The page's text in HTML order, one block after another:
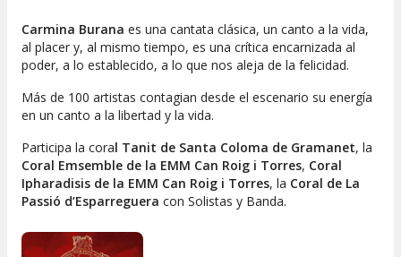
Carmina Burana es una cantata clásica, un canto a la vida,
al placer y, al mismo tiempo, es una crítica encarnizada al
poder, a lo establecido, a lo que nos aleja de la felicidad.
Más de 100 artistas contagian desde el escenario su energía
en un canto a la libertad y la vida.
Participa la coral Tanit de Santa Coloma de Gramanet, la
Coral Emsemble de la EMM Can Roig i Torres, Coral
Ipharadisis de la EMM Can Roig i Torres, la Coral de La
Passió d’Esparreguera con Solistas y Banda.